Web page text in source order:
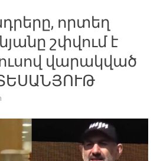
որտեղ
շփվում է
վարակված